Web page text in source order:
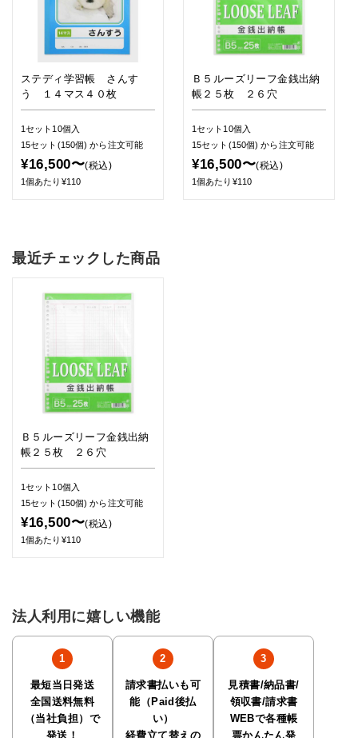
ステディ学習帳 さんす
う １４マス４０枚
1セット10個入
15セット(150個)から注文可能
¥16,500〜(税込)
1個あたり¥110
Ｂ５ルーズリーフ金銭出納
帳２５枚 ２６穴
1セット10個入
15セット(150個)から注文可能
¥16,500〜(税込)
1個あたり¥110
最近チェックした商品
Ｂ５ルーズリーフ金銭出納
帳２５枚 ２６穴
1セット10個入
15セット(150個)から注文可能
¥16,500〜(税込)
1個あたり¥110
法人利用に嬉しい機能
最短当日発送
全国送料無料
（当社負担）で
発送！
請求書払いも可
能（Paid後払
い）
経費立て替えの
見積書/納品書/
領収書/請求書
WEBで各種帳
票かんたん発